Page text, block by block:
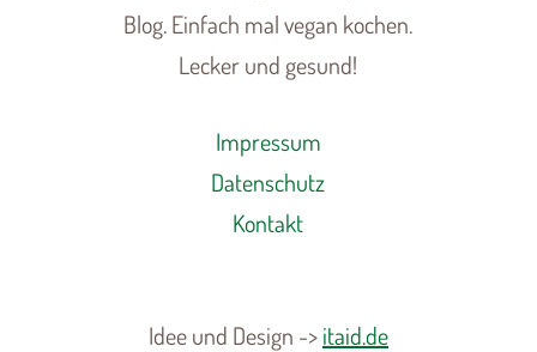
Blog. Einfach mal vegan kochen.
Lecker und gesund!
Impressum
Datenschutz
Kontakt
Idee und Design ->itaid.de